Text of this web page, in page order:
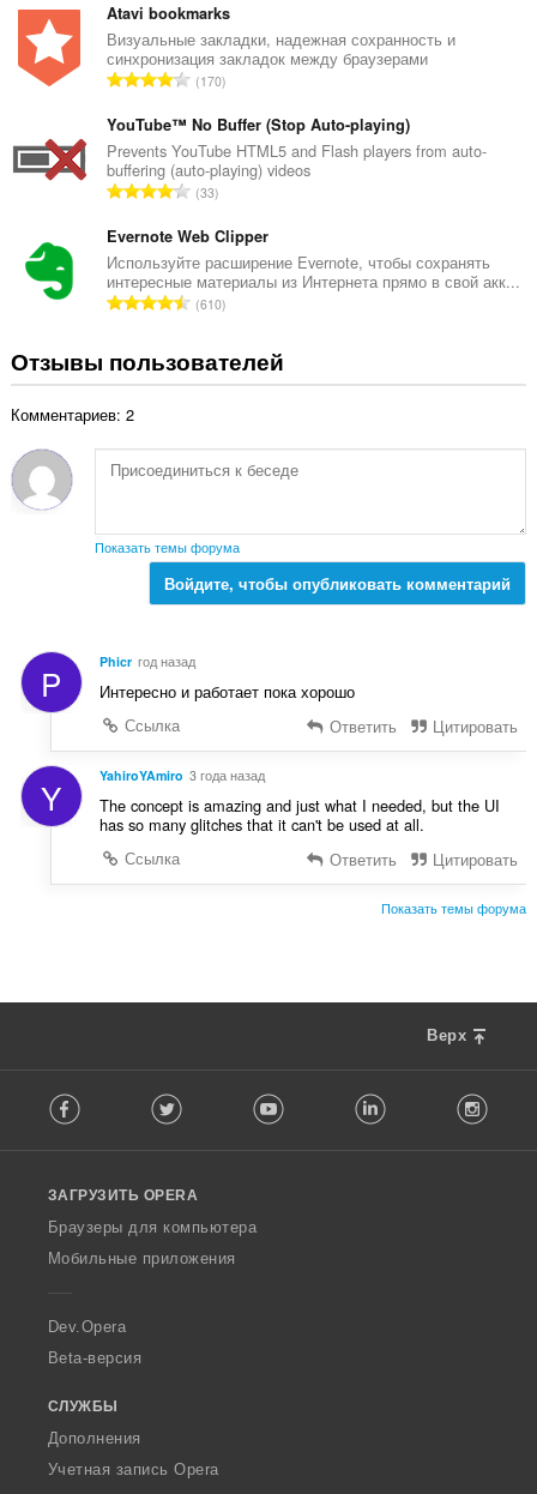
е
н
о
к
:
е
г
о
о
е
н
о
к
:
Atavi bookmarks
Визуальные закладки, надежная сохранность и
синхронизация закладок между браузерами
В
е
г
о
о
е
н
о
к
170
YouTube™ No Buffer (Stop Auto-playing)
Prevents YouTube HTML5 and Flash players from auto-
buffering (auto-playing) videos
В
е
г
о
о
е
н
:
33
Evernote Web Clipper
Используйте расширение Evernote, чтобы сохранять
интересные материалы из Интернета прямо в свой акк...
В
г
ц
е
к
:
610
Отзывы пользователей
Комментариев: 2
Показать темы форума
Войдите, чтобы опубликовать комментарий
P Phicr год назад
Интересно и работает пока хорошо
Ссылка
Ответить Цитировать
Y YahiroYAmiro 3 года назад
The concept is amazing and just what I needed, but the UI
has so many glitches that it can't be used at all.
Ссылка
Ответить Цитировать
Показать темы форума
Верх
o
w
O
p
a
Facebook Twitter Youtube LinkedIn
ЗАГРУЗИТЬ OPERA
Браузеры для компьютера
Мобильные приложения
Dev.Opera
Beta-версия
СЛУЖБЫ
Дополнения
Учетная запись Opera